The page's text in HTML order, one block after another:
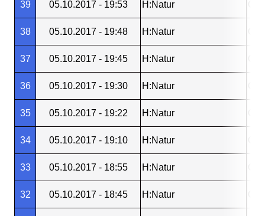
39 05.10.2017 - 19:53 H:Natur
38 05.10.2017 - 19:48 H:Natur
37 05.10.2017 - 19:45 H:Natur
36 05.10.2017 - 19:30 H:Natur
35 05.10.2017 - 19:22 H:Natur
34 05.10.2017 - 19:10 H:Natur
33 05.10.2017 - 18:55 H:Natur
32 05.10.2017 - 18:45 H:Natur